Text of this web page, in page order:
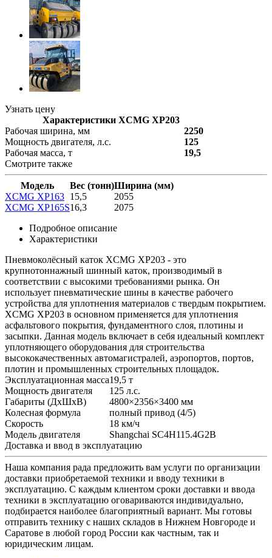
Узнать цену
Характеристики XCMG XP203
Рабочая ширина, мм
2250
Мощность двигателя, л.с.
125
Рабочая масса, т
19,5
Смотрите также
Модель Вес (тонн)Ширина (мм)
XCMG XP163 15,5
2055
XCMG XP165S16,3
2075
Подробное описание
Характеристики
Пневмоколёсный каток XCMG XP203 - это
крупнотоннажный шинный каток, производимый в
соответствии с высокими требованиями рынка. Он
использует пневматические шины в качестве рабочего
устройства для уплотнения материалов с твердым покрытием.
XCMG XP203 в основном применяется для уплотнения
асфальтового покрытия, фундаментного слоя, плотины и
засыпки. Данная модель включает в себя идеальный комплект
уплотняющего оборудования для строительства
высококачественных автомагистралей, аэропортов, портов,
плотин и промышленных строительных площадок.
Эксплуатационная масса19,5 т
Мощность двигателя
125 л.с.
Габариты (ДхШхВ)
4800×2356×3400 мм
Колесная формула
полный привод (4/5)
Скорость
18 км/ч
Модель двигателя
Shangchai SC4H115.4G2B
Доставка и ввод в эксплуатацию
Наша компания рада предложить вам услуги по организации
доставки приобретаемой техники и вводу техники в
эксплуатацию. С каждым клиентом сроки доставки и ввода
техники в эксплуатацию оговариваются индивидуально,
подбирается наиболее благоприятный вариант. Мы готовы
отправить технику с наших складов в Нижнем Новгороде и
Саратове в любой город России как частным, так и
юридическим лицам.